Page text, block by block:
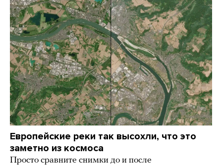
Европейские реки так высохли, что это
заметно из космоса
Просто сравните снимки до и после